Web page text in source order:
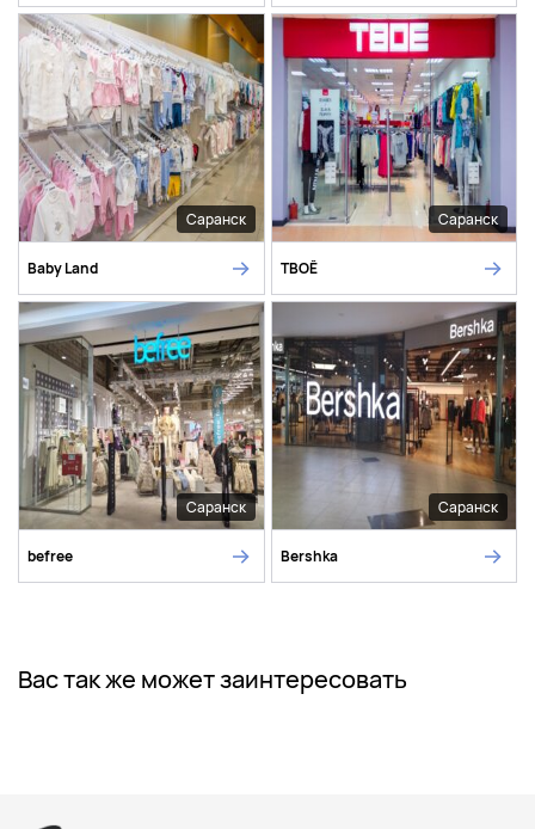
Саранск
Baby Land
Саранск
ТВОЁ
Саранск
befree
Саранск
Bershka
Вас так же может заинтересовать